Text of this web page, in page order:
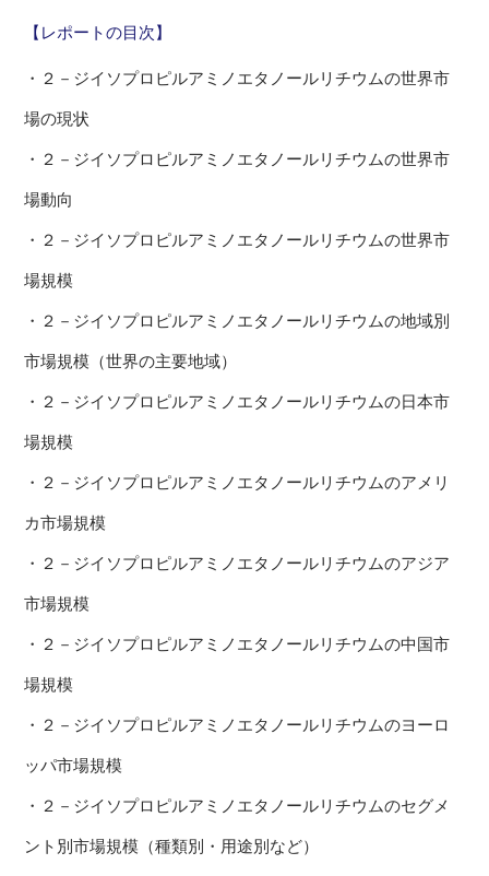
【レポートの目次】
・２－ジイソプロピルアミノエタノールリチウムの世界市
場の現状
・２－ジイソプロピルアミノエタノールリチウムの世界市
場動向
・２－ジイソプロピルアミノエタノールリチウムの世界市
場規模
・２－ジイソプロピルアミノエタノールリチウムの地域別
市場規模（世界の主要地域）
・２－ジイソプロピルアミノエタノールリチウムの日本市
場規模
・２－ジイソプロピルアミノエタノールリチウムのアメリ
カ市場規模
・２－ジイソプロピルアミノエタノールリチウムのアジア
市場規模
・２－ジイソプロピルアミノエタノールリチウムの中国市
場規模
・２－ジイソプロピルアミノエタノールリチウムのヨーロ
ッパ市場規模
・２－ジイソプロピルアミノエタノールリチウムのセグメ
ント別市場規模（種類別・用途別など）